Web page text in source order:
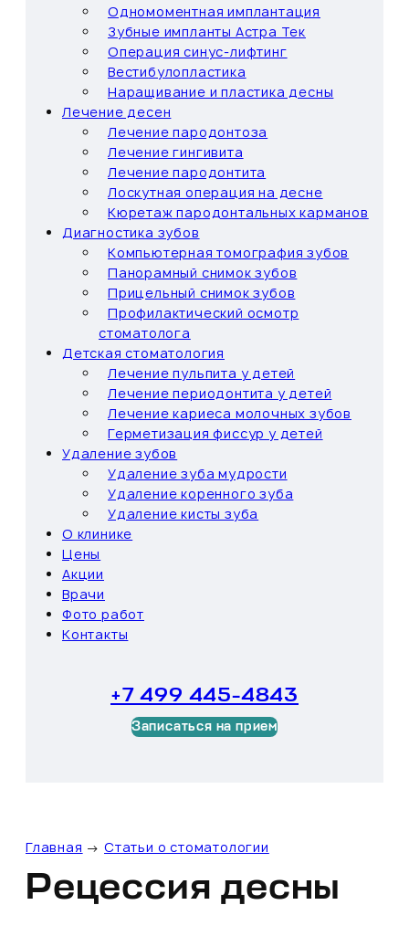
Одномоментная имплантация
Зубные импланты Астра Тек
Операция синус-лифтинг
Вестибулопластика
Наращивание и пластика десны
Лечение десен
Лечение пародонтоза
Лечение гингивита
Лечение пародонтита
Лоскутная операция на десне
Кюретаж пародонтальных карманов
Диагностика зубов
Компьютерная томография зубов
Панорамный снимок зубов
Прицельный снимок зубов
Профилактический осмотр
стоматолога
Детская стоматология
Лечение пульпита у детей
Лечение периодонтита у детей
Лечение кариеса молочных зубов
Герметизация фиссур у детей
Удаление зубов
Удаление зуба мудрости
Удаление коренного зуба
Удаление кисты зуба
О клинике
Цены
Акции
Врачи
Фото работ
Контакты
+7 499 445-4843
Записаться на прием
Главная →Статьи о стоматологии
Рецессия десны